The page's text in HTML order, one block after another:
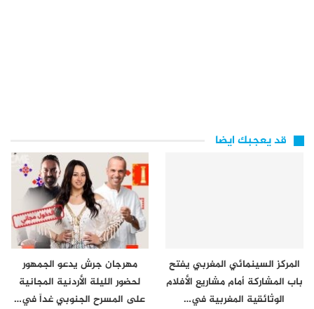
قد يعجبك ايضا
المركز السينمائي المغربي يفتح
باب المشاركة أمام مشاريع الأفلام
الوثائقية المغربية في…
مهرجان جرش يدعو الجمهور
لحضور الليلة الأردنية المجانية
على المسرح الجنوبي غداً في…